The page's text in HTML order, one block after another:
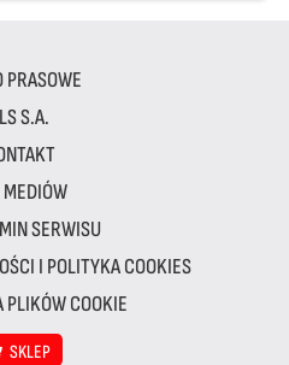
PRASOWE
S.A.
MEDIÓW
SERWISU
I POLITYKA COOKIES
PLIKÓW COOKIE
SKLEP